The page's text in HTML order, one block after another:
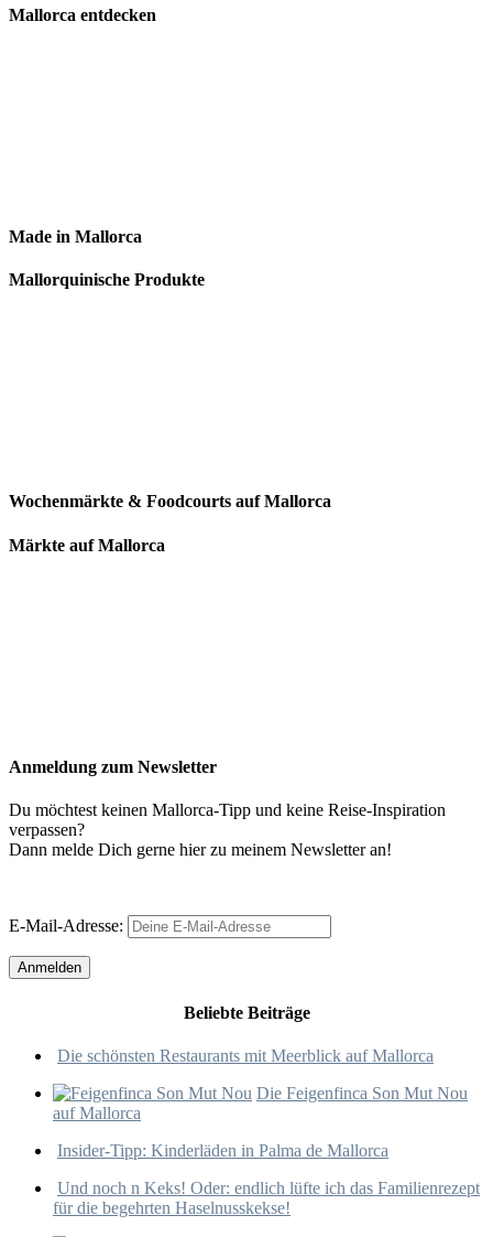
Mallorca entdecken
Made in Mallorca
Mallorquinische Produkte
Wochenmärkte & Foodcourts auf Mallorca
Märkte auf Mallorca
Anmeldung zum Newsletter
Du möchtest keinen Mallorca-Tipp und keine Reise-Inspiration
verpassen?
Dann melde Dich gerne hier zu meinem Newsletter an!
E-Mail-Adresse:
Beliebte Beiträge
Die schönsten Restaurants mit Meerblick auf Mallorca
Die Feigenfinca Son Mut Nou
auf Mallorca
Insider-Tipp: Kinderläden in Palma de Mallorca
Und noch n Keks! Oder: endlich lüfte ich das Familienrezept
für die begehrten Haselnusskekse!